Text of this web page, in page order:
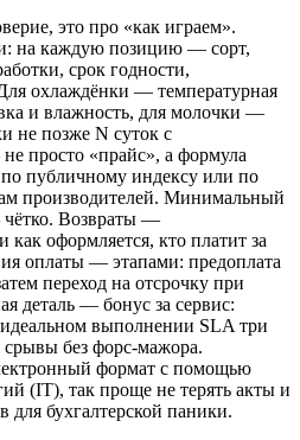
это про «как играем».
на каждую позицию — сорт,
срок годности,
охлаждёнки — температурная
и влажность, для молочки —
не позже N суток с
просто «прайс», а формула
по публичному индексу или по
производителей. Минимальный
чётко. Возвраты —
как оформляется, кто платит за
оплаты — этапами: предоплата
переход на отсрочку при
деталь — бонус за сервис:
выполнении SLA три
без форс-мажора.
формат с помощью
(IT), так проще не терять акты и
бухгалтерской паники.